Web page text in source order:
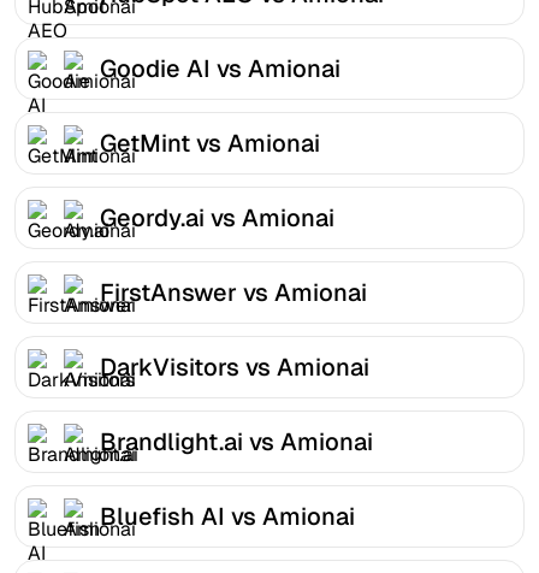
Goodie AI vs Amionai
GetMint vs Amionai
Geordy.ai vs Amionai
FirstAnswer vs Amionai
DarkVisitors vs Amionai
Brandlight.ai vs Amionai
Bluefish AI vs Amionai